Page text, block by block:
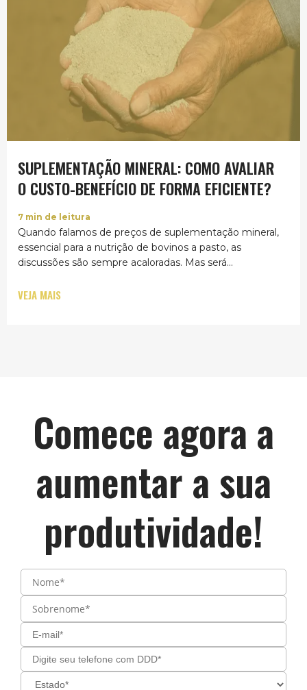
SUPLEMENTAÇÃO MINERAL: COMO AVALIAR
O CUSTO-BENEFÍCIO DE FORMA EFICIENTE?
7 min de leitura
Quando falamos de preços de suplementação mineral,
essencial para a nutrição de bovinos a pasto, as
discussões são sempre acaloradas. Mas será...
VEJA MAIS
Comece agora a
aumentar a sua
produtividade!